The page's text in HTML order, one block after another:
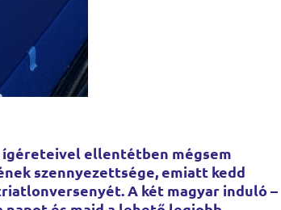
ígéreteivel ellentétben mégsem
szennyezettsége, emiatt kedd
A két magyar induló –